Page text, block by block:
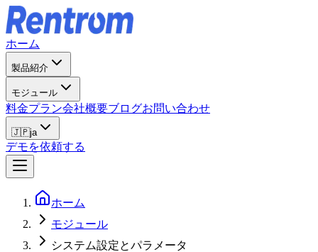
ホーム
製品紹介
モジュール
料金プラン会社概要ブログお問い合わせ
🇯🇵ja
デモを依頼する
ホーム
モジュール
システム設定とパラメータ